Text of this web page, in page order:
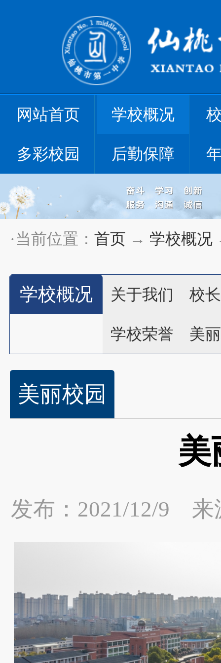
网站首页 学校概况
多彩校园 后勤保障
·当前位置： 首页 → 学校概况
学校概况 关于我们 校
学校荣誉 美
美丽校园
美
发布：2021/12/9